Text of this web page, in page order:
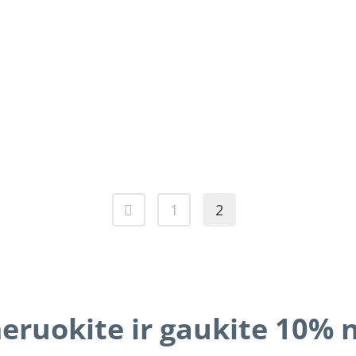
1 2
ir gaukite 10%